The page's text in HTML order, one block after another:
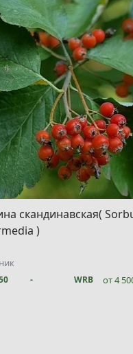
скандинавская(
)
- WRB от 4